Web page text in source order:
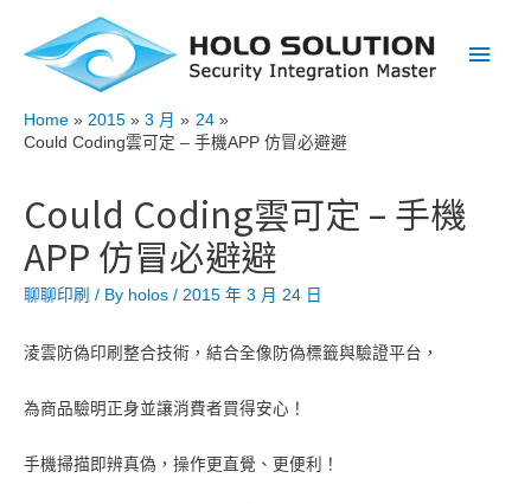
Main
Home 2015 3 月
24
Could Coding雲可定 – 手機APP 仿冒必避避
Could Coding雲可定 – 手機
APP 仿冒必避避
聊聊印刷 / By holos / 2015 年 3 月 24 日
淩雲防偽印刷整合技術，結合全像防偽標籤與驗證平台，
為商品驗明正身並讓消費者買得安心！
手機掃描即辨真偽，操作更直覺、更便利！